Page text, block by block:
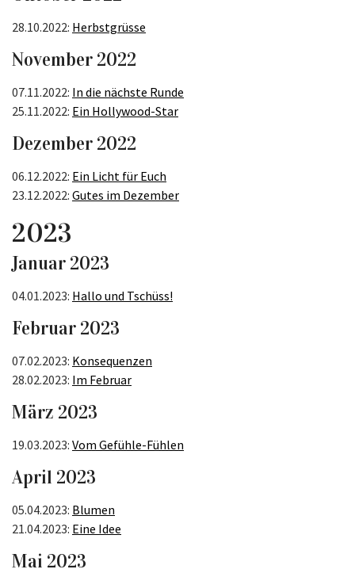
28.10.2022: Herbstgrüsse
November 2022
07.11.2022: In die nächste Runde
25.11.2022: Ein Hollywood-Star
Dezember 2022
06.12.2022: Ein Licht für Euch
23.12.2022: Gutes im Dezember
2023
Januar 2023
04.01.2023: Hallo und Tschüss!
Februar 2023
07.02.2023: Konsequenzen
28.02.2023: Im Februar
März 2023
19.03.2023: Vom Gefühle-Fühlen
April 2023
05.04.2023: Blumen
21.04.2023: Eine Idee
Mai 2023